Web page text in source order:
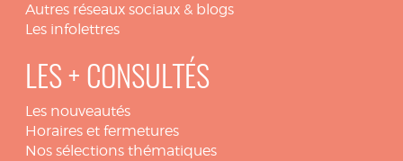
Autres réseaux sociaux & blogs
Les infolettres
LES + CONSULTÉS
Les nouveautés
Horaires et fermetures
Nos sélections thématiques